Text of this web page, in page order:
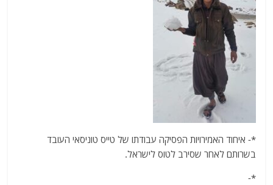
*- איחוד האמירויות הפסיקה עבודתו של טייס טוניסאי העובד
בשרותם לאחר שסירב לטוס לישראל.
*-